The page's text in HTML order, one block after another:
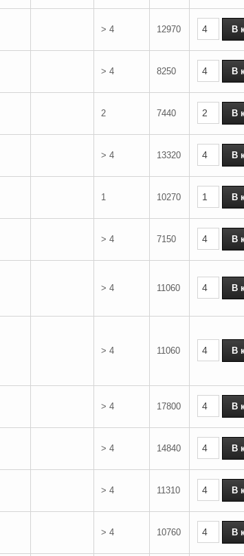
> 4 12970
> 4 8250
2 7440
> 4 13320
1 10270
> 4 7150
> 4 11060
> 4 11060
> 4 17800
> 4 14840
> 4 11310
> 4 10760